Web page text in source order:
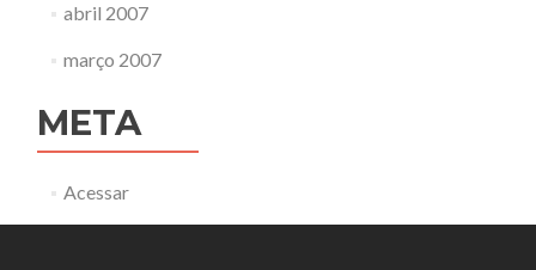
abril 2007
março 2007
META
Acessar